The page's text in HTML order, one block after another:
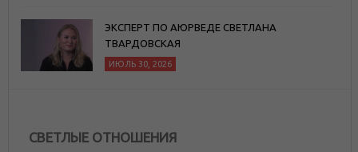
ЭКСПЕРТ ПО АЮРВЕДЕ СВЕТЛАНА
ТВАРДОВСКАЯ
ИЮЛЬ 30, 2026
СВЕТЛЫЕ ОТНОШЕНИЯ